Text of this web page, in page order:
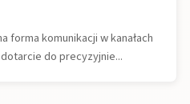
forma komunikacji w kanałach
do precyzyjnie...